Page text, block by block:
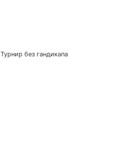
Турнир без гандикапа